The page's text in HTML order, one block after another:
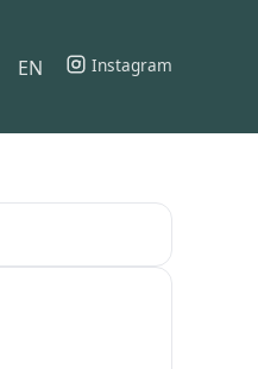
EN Instagram